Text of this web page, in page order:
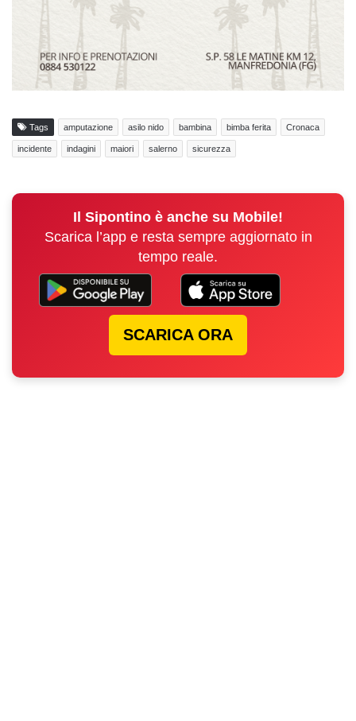
Tags amputazione asilo nido bambina bimba ferita Cronaca
incidente indagini maiori salerno sicurezza
Il Sipontino è anche su Mobile!
Scarica l’app e resta sempre aggiornato in
tempo reale.
SCARICA ORA